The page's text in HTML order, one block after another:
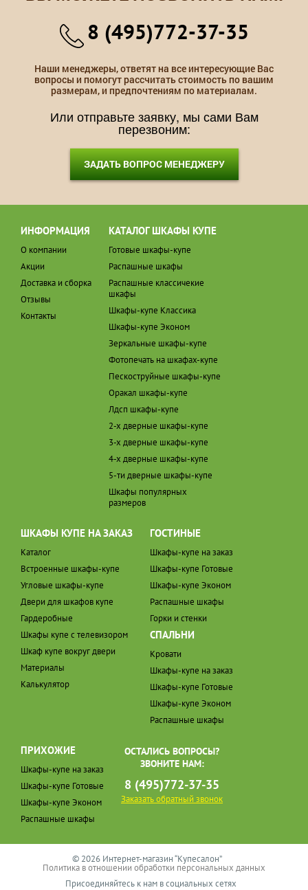
8 (495)772-37-35
Наши менеджеры, ответят на все интересующие Вас
вопросы и помогут рассчитать стоимость по вашим
размерам, и предпочтениям по материалам.
Или отправьте заявку, мы сами Вам
перезвоним:
ЗАДАТЬ ВОПРОС МЕНЕДЖЕРУ
ИНФОРМАЦИЯ
О компании
Акции
Доставка и сборка
Отзывы
Контакты
КАТАЛОГ ШКАФЫ КУПЕ
Готовые шкафы-купе
Распашные шкафы
Распашные классичекие
шкафы
Шкафы-купе Классика
Шкафы-купе Эконом
Зеркальные шкафы-купе
Фотопечать на шкафах-купе
Пескоструйные шкафы-купе
Оракал шкафы-купе
Лдсп шкафы-купе
2-х дверные шкафы-купе
3-х дверные шкафы-купе
4-х дверные шкафы-купе
5-ти дверные шкафы-купе
Шкафы популярных
размеров
ШКАФЫ КУПЕ НА ЗАКАЗ
Каталог
Встроенные шкафы-купе
Угловые шкафы-купе
Двери для шкафов купе
Гардеробные
Шкафы купе с телевизором
Шкаф купе вокруг двери
Материалы
Калькулятор
ГОСТИНЫЕ
Шкафы-купе на заказ
Шкафы-купе Готовые
Шкафы-купе Эконом
Распашные шкафы
Горки и стенки
СПАЛЬНИ
Кровати
Шкафы-купе на заказ
Шкафы-купе Готовые
Шкафы-купе Эконом
Распашные шкафы
ПРИХОЖИЕ
Шкафы-купе на заказ
Шкафы-купе Готовые
Шкафы-купе Эконом
Распашные шкафы
ОСТАЛИСЬ ВОПРОСЫ?
ЗВОНИТЕ НАМ:
8 (495)772-37-35
Заказать обратный звонок
© 2026 Интернет-магазин “Купесалон”
Политика в отношении обработки персональных данных
Присоединяйтесь к нам в социальных сетях